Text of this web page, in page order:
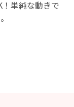
単純な動きで